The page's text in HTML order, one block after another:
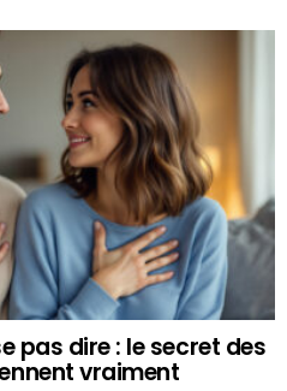
pas dire : le secret des
vraiment